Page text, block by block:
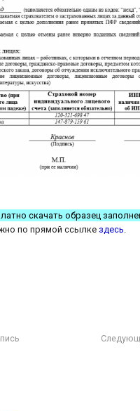
скачать образец
по прямой ссылке здесь